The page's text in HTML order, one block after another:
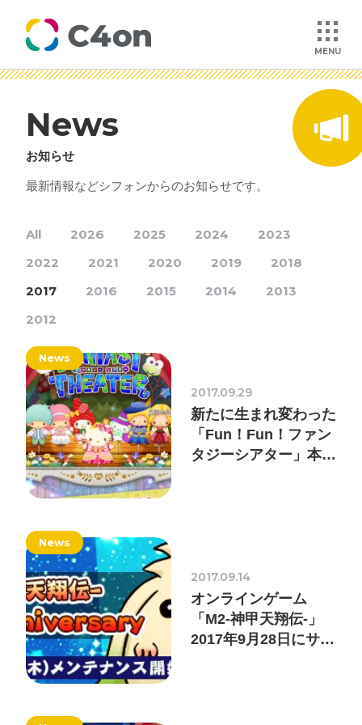
MENU
トップページ
理念
事業紹介
採用情報
お問い合わせ
お知らせ
# TAGs ハッシュタグ
#22卒 #23卒 #24卒 #24卒・就活 #25卒 #26卒
#27卒 #28卒 #2D・3Dデザイナー #M2 #M2神甲天翔
伝 #あいさつ #アンケート
シフォンの創業
News
お知らせ
最新情報などシフォンからのお知らせです。
All 2026 2025 2024
2023
2022
2021 2020 2019
2018
2017
2016 2015 2014
2013
2012
News
2017.09.29
新たに生まれ変わった
「Fun！Fun！ファン
タジーシアター」本日
News
2017.09.14
オンラインゲーム
「M2-神甲天翔伝-」
2017年9月28日にサー